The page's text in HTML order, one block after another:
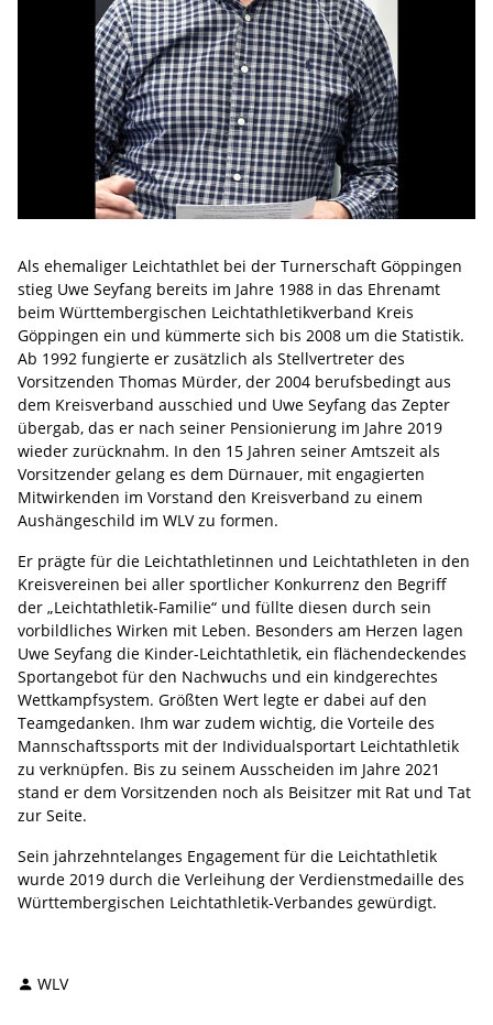
Als ehemaliger Leichtathlet bei der Turnerschaft Göppingen
stieg Uwe Seyfang bereits im Jahre 1988 in das Ehrenamt
beim Württembergischen Leichtathletikverband Kreis
Göppingen ein und kümmerte sich bis 2008 um die Statistik.
Ab 1992 fungierte er zusätzlich als Stellvertreter des
Vorsitzenden Thomas Mürder, der 2004 berufsbedingt aus
dem Kreisverband ausschied und Uwe Seyfang das Zepter
übergab, das er nach seiner Pensionierung im Jahre 2019
wieder zurücknahm. In den 15 Jahren seiner Amtszeit als
Vorsitzender gelang es dem Dürnauer, mit engagierten
Mitwirkenden im Vorstand den Kreisverband zu einem
Aushängeschild im WLV zu formen.
Er prägte für die Leichtathletinnen und Leichtathleten in den
Kreisvereinen bei aller sportlicher Konkurrenz den Begriff
der „Leichtathletik-Familie“ und füllte diesen durch sein
vorbildliches Wirken mit Leben. Besonders am Herzen lagen
Uwe Seyfang die Kinder-Leichtathletik, ein flächendeckendes
Sportangebot für den Nachwuchs und ein kindgerechtes
Wettkampfsystem. Größten Wert legte er dabei auf den
Teamgedanken. Ihm war zudem wichtig, die Vorteile des
Mannschaftssports mit der Individualsportart Leichtathletik
zu verknüpfen. Bis zu seinem Ausscheiden im Jahre 2021
stand er dem Vorsitzenden noch als Beisitzer mit Rat und Tat
zur Seite.
Sein jahrzehntelanges Engagement für die Leichtathletik
wurde 2019 durch die Verleihung der Verdienstmedaille des
Württembergischen Leichtathletik-Verbandes gewürdigt.
WLV